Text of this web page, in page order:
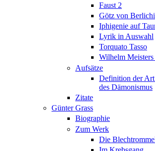
Faust 2
Götz von
Iphigenie auf
Lyrik in Auswahl
Torquato Tasso
Wilhelm
Aufsätze
Definition der Art
des Dämonismus
Zitate
Günter Grass
Biographie
Zum Werk
Die